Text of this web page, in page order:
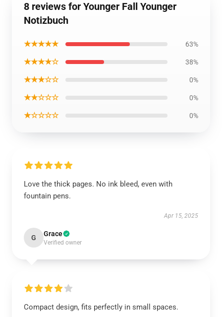
8 reviews for Younger Fall Younger
Notizbuch
★★★★★ 63%
★★★★☆ 38%
★★★☆☆ 0%
★★☆☆☆ 0%
★☆☆☆☆ 0%
Love the thick pages. No ink bleed, even with
fountain pens.
Apr 15, 2025
G Grace
Verified owner
Compact design, fits perfectly in small spaces.